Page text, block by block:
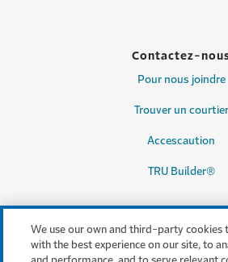
Contactez-
Pour nous joindre
Trouver un courtier
Accescaution
TRU Builder®
Services
conformité
We use our own and third-party cookies
with the best experience on our site, to